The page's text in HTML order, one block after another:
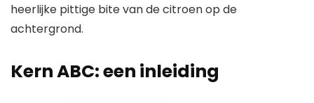
heerlijke pittige bite van de citroen op de
achtergrond.
Kern ABC: een inleiding